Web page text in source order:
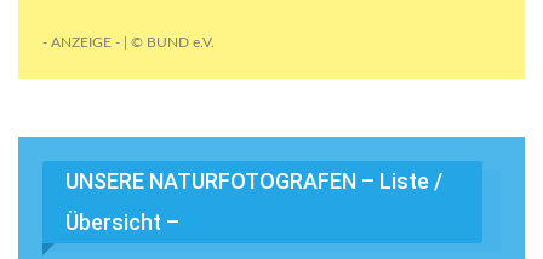
- ANZEIGE - | © BUND e.V.
UNSERE NATURFOTOGRAFEN – Liste /
Übersicht –